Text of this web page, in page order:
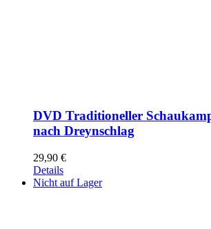
DVD Traditioneller
nach Dreynschlag
29,90 €
Details
Nicht auf Lager